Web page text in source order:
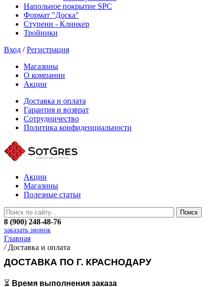
Напольное покрытие SPC
Формат "Доска"
Ступени - Клинкер
Тройники
Вход /Регистрация
Магазины
О компании
Акции
Доставка и оплата
Гарантия и возврат
Сотрудничество
Политика конфиденциальности
Акции
Магазины
Полезные статьи
8 (900) 248-48-76
заказать звонок
Главная
/ Доставка и оплата
ДОСТАВКА ПО Г. КРАСНОДАРУ
⏳ Время выполнения заказа